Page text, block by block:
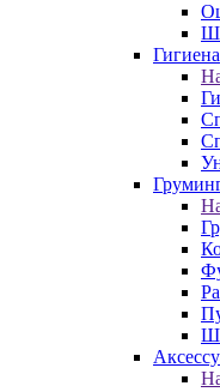
Гигиена